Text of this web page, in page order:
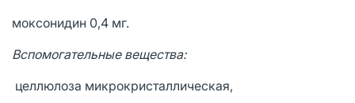
моксонидин 0,4 мг.
Вспомогательные вещества:
целлюлоза микрокристаллическая,